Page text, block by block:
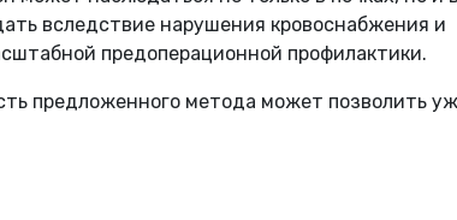
вследствие нарушения кровоснабжения и
предоперационной профилактики.
предложенного метода может позволить